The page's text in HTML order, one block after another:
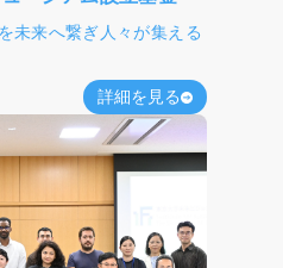
ているのに対し、我が国
れが進んでいます。ま
漁業に由来する水産物に
プレミアムがついている
コラベルの認知度も低
いているという報告もあ
が何に起因するかはまだ
研究室では、インタビュ
、経済実験などを通し
り組んでいます。 当
未来へ繋ぎ人々が集える
詳細を見る